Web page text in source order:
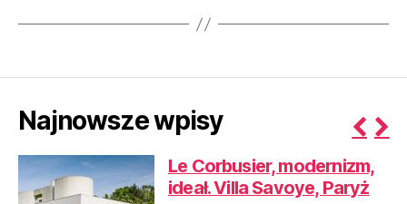
Najnowsze wpisy
r
e
Le Corbusier, modernizm,
ideał. Villa Savoye, Paryż